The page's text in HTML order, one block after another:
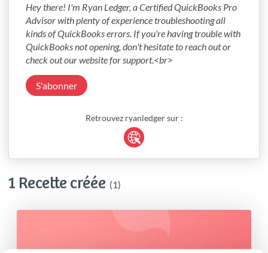
Hey there! I'm Ryan Ledger, a Certified QuickBooks Pro
Advisor with plenty of experience troubleshooting all
kinds of QuickBooks errors. If you're having trouble with
QuickBooks not opening, don't hesitate to reach out or
check out our website for support.<br>
S'abonner
Retrouvez ryanledger sur :
1 Recette créée (1)